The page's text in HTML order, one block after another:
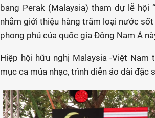
bang Perak (Malaysia) tham dự lễ hội
nhằm giới thiệu hàng trăm loại nước
phong phú của quốc gia Đông Nam Á
Hiệp hội hữu nghị Malaysia -Việt
mục ca múa nhạc, trình diễn áo dài đặc